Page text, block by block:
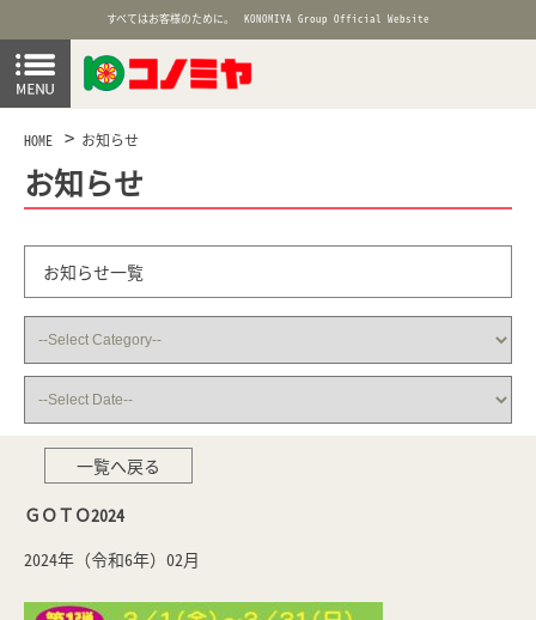
すべてはお客様のために。 KONOMIYA Group Official Website
HOME お知らせ
お知らせ
お知らせ一覧
一覧へ戻る
ＧＯＴＯ2024
2024年（令和6年）02月